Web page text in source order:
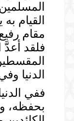
القيام
مقام
فلقد أعدَّ
الدنيا
ففي
بحفظه،